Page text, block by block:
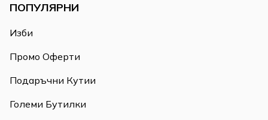
ПОПУЛЯРНИ
Изби
Промо Оферти
Подаръчни Кутии
Големи Бутилки